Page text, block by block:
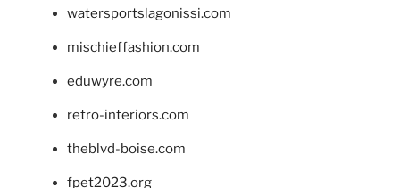
watersportslagonissi.com
mischieffashion.com
eduwyre.com
retro-interiors.com
theblvd-boise.com
fpet2023.org